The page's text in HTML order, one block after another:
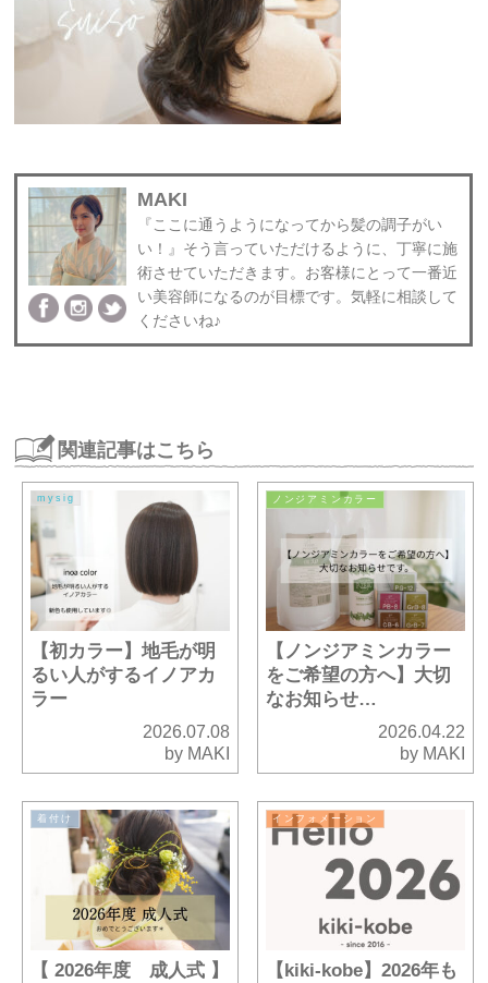
MAKI
『ここに通うようになってから髪の調子がい
い！』そう言っていただけるように、丁寧に施
術させていただきます。お客様にとって一番近
い美容師になるのが目標です。気軽に相談して
くださいね♪
関連記事はこちら
mysig
【初カラー】地毛が明
るい人がするイノアカ
ラー
2026.07.08
by MAKI
ノンジアミンカラー
【ノンジアミンカラー
をご希望の方へ】大切
なお知らせ…
2026.04.22
by MAKI
着付け
【 2026年度 成人式 】
インフォメーション
【kiki-kobe】2026年も